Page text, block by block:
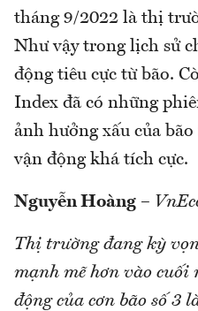
tháng 9/2022 là thị
Như vậy trong lịch sử
động tiêu cực từ bão.
Index đã có những
ảnh hưởng xấu của
vận động khá tích cực.
Nguyễn Hoàng –
Thị trường đang kỳ
mạnh mẽ hơn vào
động của cơn bão số 3